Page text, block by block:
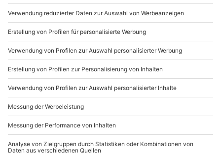
der Nächste Stopp ist unsere Hauptstadt. Unserer
Meinung nach ist kein Roadtrip durch Deutschland
möglich, ohne das Herz des Landes besucht zu haben.
Nehmt Euch Zeit und schaut Euch die Stadt mit ihrer
Geschichte und ihren Abermillionen
nach einer Unterkunft, findet Ihr hierbesondere Hotels
in Berlin.
Wir haben noch einen coolen Tipp für Euch parat. In
Oldtimer. Hier erlebt Ihr eine ultimative Zeitreise in die
DDR. Das Beste daran: die original Berliner Currywurst